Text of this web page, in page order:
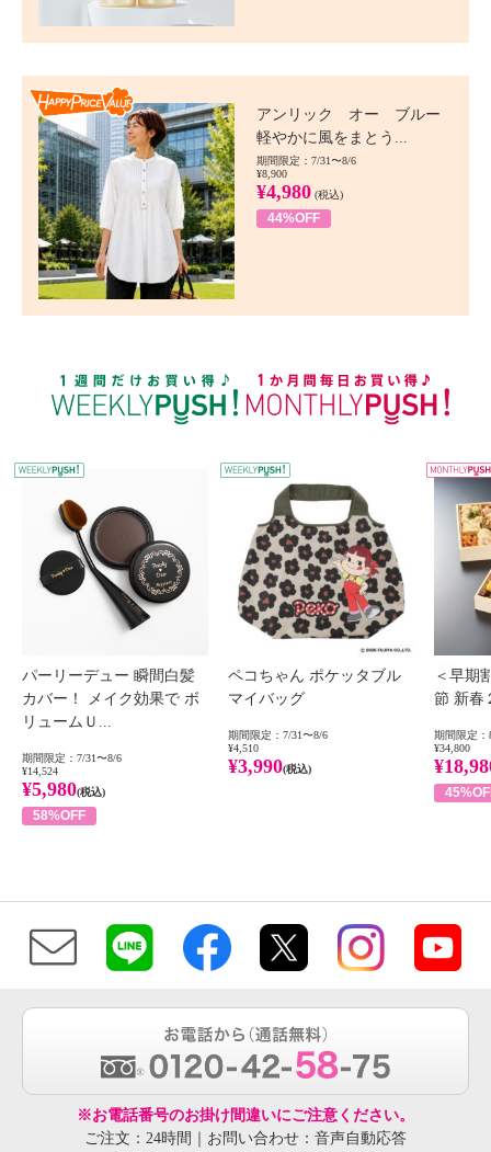
アンリック オー ブルー
軽やかに風をまとう...
期間限定：7/31〜8/6
¥8,900
¥4,980 (税込)
44%OFF
WEEKLY PUSH
パーリーデュー 瞬間白髪
カバー！ メイク効果で ボ
リュームＵ...
期間限定：7/31〜8/6
¥14,524
¥5,980(税込)
58%OFF
ペコちゃん ポケッタブル
マイバッグ
期間限定：7/31〜8/6
¥4,510
¥3,990(税込)
＜早期
節 新春
期間限定：
¥34,800
※お電話番号のお掛け間違いにご注意ください。
ご注文：24時間｜お問い合わせ：音声自動応答